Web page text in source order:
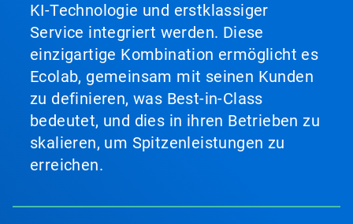
KI-Technologie und erstklassiger
Service integriert werden. Diese
einzigartige Kombination ermöglicht es
Ecolab, gemeinsam mit seinen Kunden
zu definieren, was Best-in-Class
bedeutet, und dies in ihren Betrieben zu
skalieren, um Spitzenleistungen zu
erreichen.